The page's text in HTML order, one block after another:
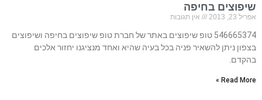
שיפוצים בחיפה
אפריל 23, 2013 אין תגובות
546665374 טופ שיפוצים באתר של חברת טופ שיפוצים בחיפה ושיפוצים
בצפון ניתן להשאיר פניה בכל בעיה שהיא ואחד מנציגנו יחזור אלכים
בהקדם.
Read More »